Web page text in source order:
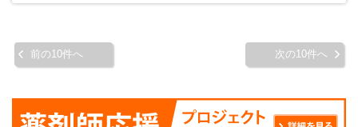
前の10件へ 次の10件へ